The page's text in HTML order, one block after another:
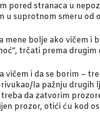
pored stranaca u
u suprotnom smeru
mene bolje ako vičem
trčati prema
vičem i da se borim –
la pažnju drugih
da zatvorim
prozor, otići ću kod